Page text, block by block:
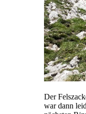
Der
war dann